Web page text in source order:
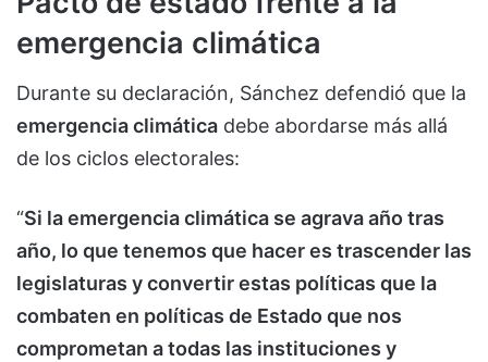
emergencia climática
Durante su declaración, Sánchez defendió que la
emergencia climática debe abordarse más allá
de los ciclos electorales:
“Si la emergencia climática se agrava año tras
año, lo que tenemos que hacer es trascender las
legislaturas y convertir estas políticas que la
combaten en políticas de Estado que nos
comprometan a todas las instituciones y